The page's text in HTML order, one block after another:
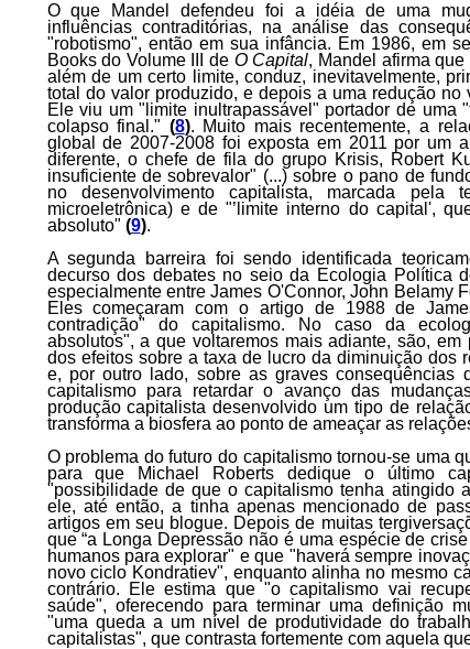
O que Mandel defendeu foi a idéia de uma
influências contraditórias, na análise das
"robotismo", então em sua infância. Em 1986, em
Books do Volume III de O Capital, Mandel afirma
além de um certo limite, conduz, inevitavelmente,
total do valor produzido, e depois a uma redução no
Ele viu um "limite inultrapassável" portador de uma
colapso final." (8). Muito mais recentemente, a
global de 2007-2008 foi exposta em 2011 por um
diferente, o chefe de fila do grupo Krisis, Robert
insuficiente de sobrevalor" (...) sobre o pano de
no desenvolvimento capitalista, marcada pela
microeletrônica) e de "’limite interno do capital',
absoluto" (9).
A segunda barreira foi sendo identificada
decurso dos debates no seio da Ecologia Política
especialmente entre James O'Connor, John Belamy
Eles começaram com o artigo de 1988 de
contradição" do capitalismo. No caso da
absolutos", a que voltaremos mais adiante, são,
dos efeitos sobre a taxa de lucro da diminuição dos
e, por outro lado, sobre as graves consequências
capitalismo para retardar o avanço das
produção capitalista desenvolvido um tipo de
transforma a biosfera ao ponto de ameaçar as
O problema do futuro do capitalismo tornou-se uma
para que Michael Roberts dedique o último
"possibilidade de que o capitalismo tenha atingido
ele, até então, a tinha apenas mencionado de
artigos em seu blogue. Depois de muitas
que “a Longa Depressão não é uma espécie de
humanos para explorar" e que "haverá sempre
novo ciclo Kondratiev", enquanto alinha no mesmo
contrário. Ele estima que "o capitalismo vai
saúde", oferecendo para terminar uma definição
"uma queda a um nível de produtividade do
capitalistas", que contrasta fortemente com aquela